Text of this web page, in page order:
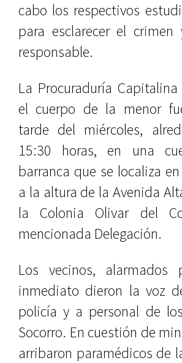
cabo los respectivos
para esclarecer el
responsable.
La Procuraduría
el cuerpo de la menor
tarde del miércoles,
15:30 horas, en una
barranca que se localiza
a la altura de la Avenida
la Colonia Olivar del
mencionada Delegación.
Los vecinos,
inmediato dieron la voz
policía y a personal de
Socorro. En cuestión de
arribaron paramédicos de